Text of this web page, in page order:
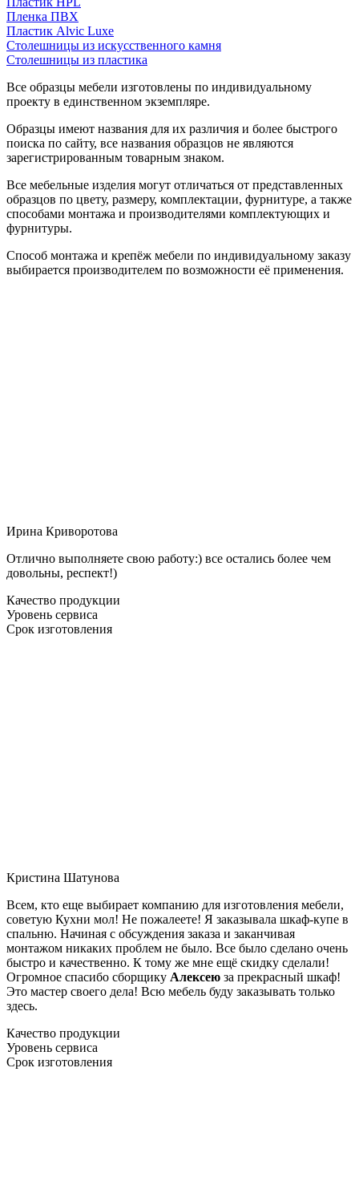
Пленка ПВХ
Пластик Alvic Luxe
Столешницы из искусственного камня
Столешницы из пластика
Все образцы мебели изготовлены по индивидуальному
проекту в единственном экземпляре.
Образцы имеют названия для их различия и более быстрого
поиска по сайту, все названия образцов не являются
зарегистрированным товарным знаком.
Все мебельные изделия могут отличаться от представленных
образцов по цвету, размеру, комплектации, фурнитуре, а также
способами монтажа и производителями комплектующих и
фурнитуры.
Способ монтажа и крепёж мебели по индивидуальному заказу
выбирается производителем по возможности её применения.
Ирина Криворотова
Отлично выполняете свою работу:) все остались более чем
довольны, респект!)
Качество продукции
Уровень сервиса
Срок изготовления
Кристина Шатунова
Всем, кто еще выбирает компанию для изготовления мебели,
советую Кухни мол! Не пожалеете! Я заказывала шкаф-купе в
спальню. Начиная с обсуждения заказа и заканчивая
монтажом никаких проблем не было. Все было сделано очень
быстро и качественно. К тому же мне ещё скидку сделали!
Огромное спасибо сборщику Алексею за прекрасный шкаф!
Это мастер своего дела! Всю мебель буду заказывать только
здесь.
Качество продукции
Уровень сервиса
Срок изготовления